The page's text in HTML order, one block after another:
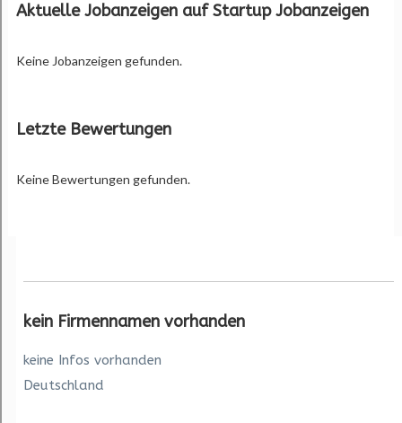
Aktuelle Jobanzeigen auf Startup Jobanzeigen
Keine Jobanzeigen gefunden.
Letzte Bewertungen
Keine Bewertungen gefunden.
kein Firmennamen vorhanden
keine Infos vorhanden
Deutschland